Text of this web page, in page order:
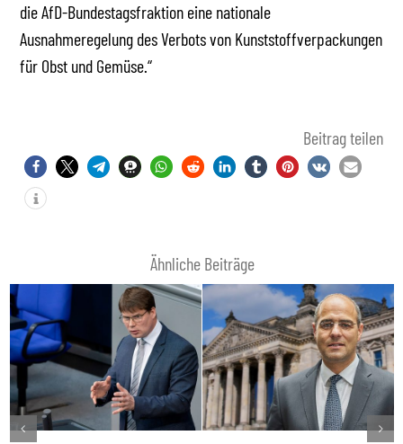
die AfD-Bundestagsfraktion eine nationale
Ausnahmeregelung des Verbots von Kunststoffverpackungen
für Obst und Gemüse.“
Beitrag teilen
Ähnliche Beiträge